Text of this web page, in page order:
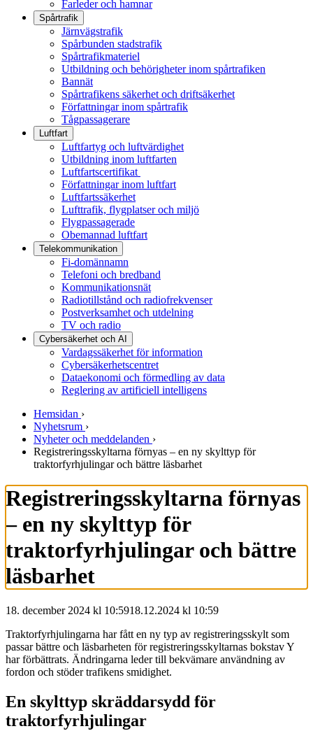
Farleder och hamnar
Spårtrafik
Järnvägstrafik
Spårbunden stadstrafik
Spårtrafikmateriel
Utbildning och behörigheter inom spårtrafiken
Bannät
Spårtrafikens säkerhet och driftsäkerhet
Författningar inom spårtrafik
Tågpassagerare
Luftfart
Luftfartyg och luftvärdighet
Utbildning inom luftfarten
Luftfartscertifikat
Författningar inom luftfart
Luftfartssäkerhet
Lufttrafik, flygplatser och miljö
Flygpassagerade
Obemannad luftfart
Telekommunikation
Fi-domännamn
Telefoni och bredband
Kommunikationsnät
Radiotillstånd och radiofrekvenser
Postverksamhet och utdelning
TV och radio
Cybersäkerhet och AI
Vardagssäkerhet för information
Cybersäkerhetscentret
Dataekonomi och förmedling av data
Reglering av artificiell intelligens
Hemsidan ›
Nyhetsrum ›
Nyheter och meddelanden ›
Registreringsskyltarna förnyas – en ny skylttyp för
traktorfyrhjulingar och bättre läsbarhet
Registreringsskyltarna förnyas
– en ny skylttyp för
traktorfyrhjulingar och bättre
läsbarhet
18. december 2024 kl 10:5918.12.2024 kl 10:59
Traktorfyrhjulingarna har fått en ny typ av registreringsskylt som
passar bättre och läsbarheten för registreringsskyltarnas bokstav Y
har förbättrats. Ändringarna leder till bekvämare användning av
fordon och stöder trafikens smidighet.
En skylttyp skräddarsydd för
traktorfyrhjulingar